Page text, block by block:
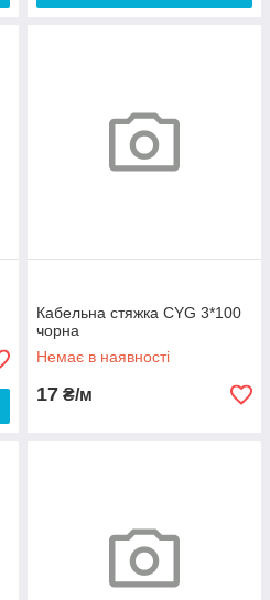
Кабельна стяжка CYG 3*100
чорна
Немає в наявності
17 ₴/м